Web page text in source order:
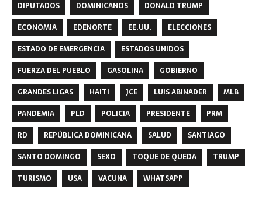
DIPUTADOS
DOMINICANOS
DONALD TRUMP
ECONOMIA
EDENORTE EE.UU.
ELECCIONES
ESTADO DE EMERGENCIA
ESTADOS UNIDOS
FUERZA DEL PUEBLO
GASOLINA
GOBIERNO
GRANDES LIGAS
HAITI JCE LUIS ABINADER
MLB
PANDEMIA
PLD POLICIA PRESIDENTE
PRM
RD
REPÚBLICA DOMINICANA SALUD
SANTIAGO
SANTO DOMINGO
SEXO TOQUE DE QUEDA
TRUMP
TURISMO
USA VACUNA WHATSAPP